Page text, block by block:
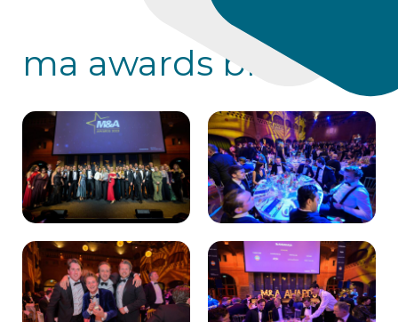
ma awards blog